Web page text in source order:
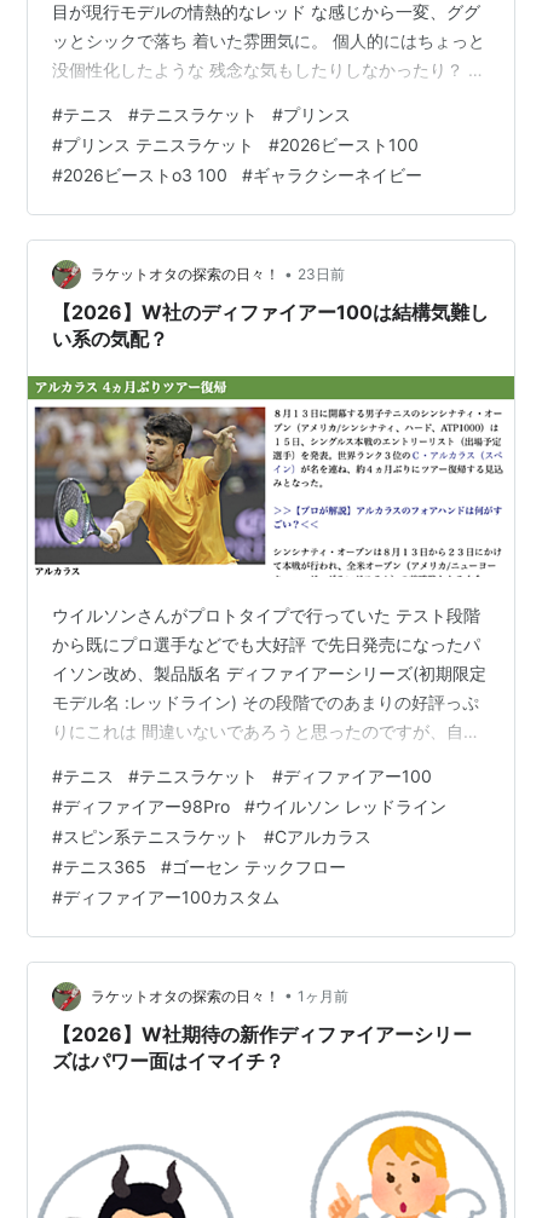
目が現行モデルの情熱的なレッド な感じから一変、ググ
ッとシックで落ち 着いた雰囲気に。 個人的にはちょっと
没個性化したような 残念な気もしたりしなかったり？ そ
ンジごとに無印とo3のを 交互に使ってきたので馴染み深
かったり するのですが、ここにきて新型は大幅な テコ入
れをしたみたいですねぇ。 フレームの金型を弄ってまで
空力に目配 せをして正面厚を薄くしたり、o3版 の方では
拘りの最大厚25mmだったのを ＋1mmにして他のライバ
ル達と足並…
#テニス #テニスラケット #プリンス
#プリンス テニスラケット #2026ビースト100
#2026ビーストo3 100 #ギャラクシーネイビー
ラケットオタの探索の日々！ • 23日前
【2026】W社のディファイアー100は結構気難し
い系の気配？
ウイルソンさんがプロトタイプで行っていた テスト段階
から既にプロ選手などでも大好評 で先日発売になったパ
イソン改め、製品版名 ディファイアーシリーズ(初期限定
モデル名 :レッドライン) その段階でのあまりの好評っぷ
りにこれは 間違いないであろうと思ったのですが、自分
りしなかったり。 ウイルソンさんとしては現在市場を席
巻して いる他社製の純スピン系ラケット達に長い 沈黙の
末、遂に今回のディファイアーで宣戦 を布告したわけで
すが、実際100を使ってみる とその見た目超麗しい姿か
らも想像した未来 とは違って？なんか打っててしっくり
こない感 強め。…
#テニス #テニスラケット #ディファイアー100
#ディファイアー98Pro #ウイルソン レッドライン
#スピン系テニスラケット #Cアルカラス
#テニス365 #ゴーセン テックフロー
#ディファイアー100カスタム
ラケットオタの探索の日々！ • 1ヶ月前
【2026】W社期待の新作ディファイアーシリー
ズはパワー面はイマイチ？